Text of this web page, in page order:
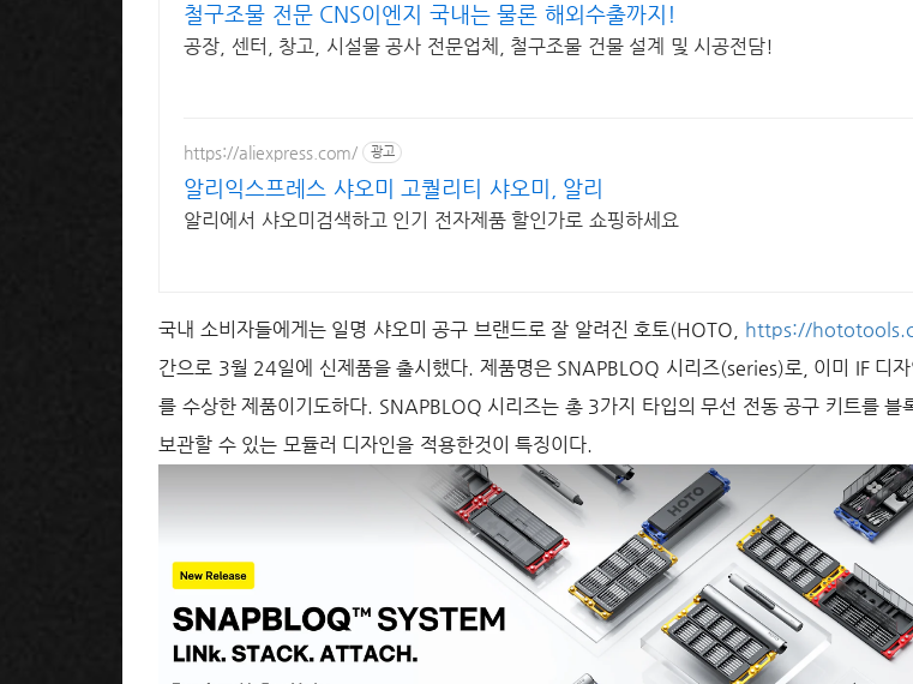
철구조물 전문 CNS이엔지 국내는 물론 해외수출까지!
공장, 센터, 창고, 시설물 공사 전문업체, 철구조물 건물 설계 및 시공전담!
https://aliexpress.com/ 광고
알리익스프레스 샤오미 고퀄리티 샤오미, 알리
알리에서 샤오미검색하고 인기 전자제품 할인가로 쇼핑하세요
국내 소비자들에게는 일명 샤오미 공구 브랜드로 잘 알려진 호토(HOTO, https://
간으로 3월 24일에 신제품을 출시했다. 제품명은 SNAPBLOQ 시리즈(series)로, 이미 IF 디
를 수상한 제품이기도하다. SNAPBLOQ 시리즈는 총 3가지 타입의 무선 전동 공구 키트를 블
보관할 수 있는 모듈러 디자인을 적용한것이 특징이다.